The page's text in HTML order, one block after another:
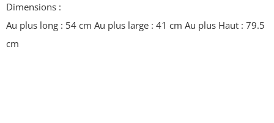
Dimensions :
Au plus long : 54 cm Au plus large : 41 cm Au plus Haut : 79.5
cm